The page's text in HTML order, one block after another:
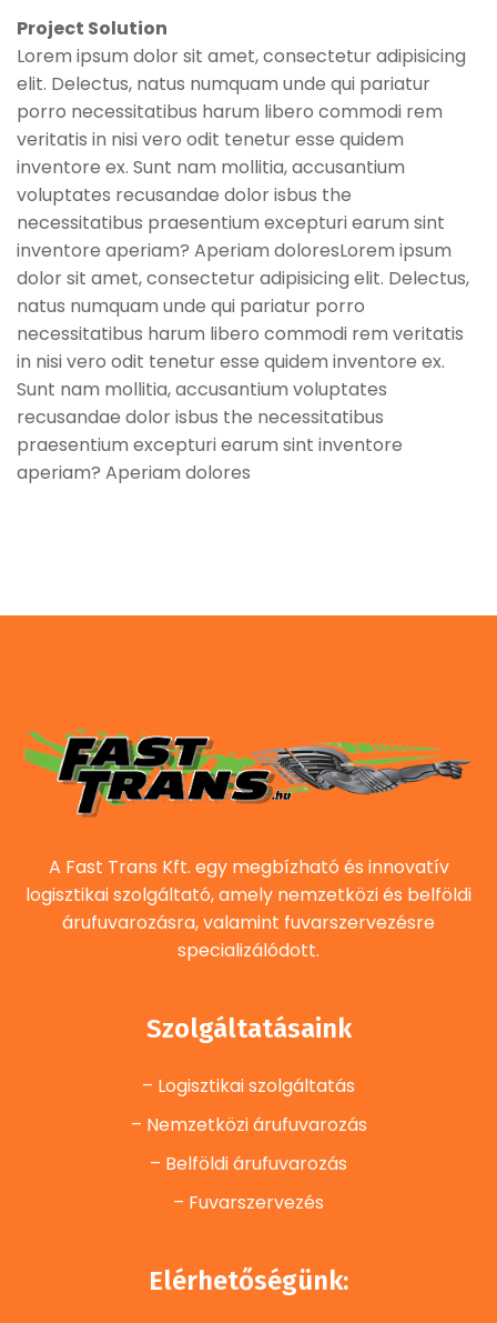
Project Solution
Lorem ipsum dolor sit amet, consectetur adipisicing
elit. Delectus, natus numquam unde qui pariatur
porro necessitatibus harum libero commodi rem
veritatis in nisi vero odit tenetur esse quidem
inventore ex. Sunt nam mollitia, accusantium
voluptates recusandae dolor isbus the
necessitatibus praesentium excepturi earum sint
inventore aperiam? Aperiam doloresLorem ipsum
dolor sit amet, consectetur adipisicing elit. Delectus,
natus numquam unde qui pariatur porro
necessitatibus harum libero commodi rem veritatis
in nisi vero odit tenetur esse quidem inventore ex.
Sunt nam mollitia, accusantium voluptates
recusandae dolor isbus the necessitatibus
praesentium excepturi earum sint inventore
aperiam? Aperiam dolores
A Fast Trans Kft. egy megbízható és innovatív
logisztikai szolgáltató, amely nemzetközi és belföldi
árufuvarozásra, valamint fuvarszervezésre
specializálódott.
Szolgáltatásaink
– Logisztikai szolgáltatás
– Nemzetközi árufuvarozás
– Belföldi árufuvarozás
– Fuvarszervezés
Elérhetőségünk: